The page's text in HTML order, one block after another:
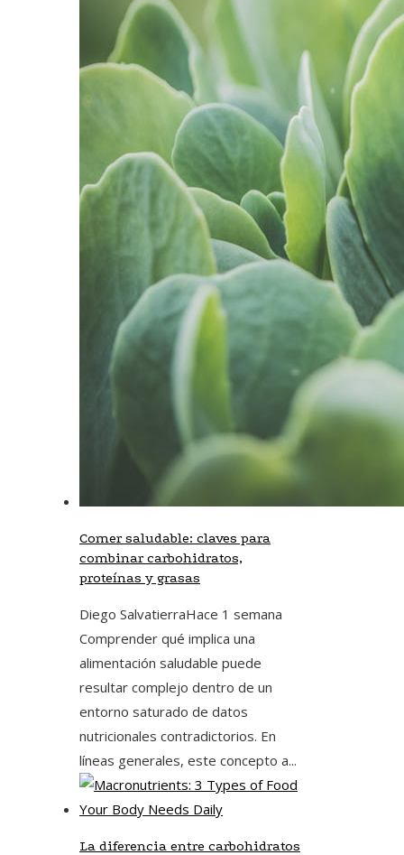
Comer saludable: claves para
combinar carbohidratos,
proteínas y grasas
Diego SalvatierraHace 1 semana
Comprender qué implica una
alimentación saludable puede
resultar complejo dentro de un
entorno saturado de datos
nutricionales contradictorios. En
líneas generales, este concepto a...
La diferencia entre carbohidratos